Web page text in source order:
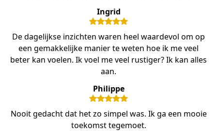
Ingrid
De dagelijkse inzichten waren heel waardevol om op
een gemakkelijke manier te weten hoe ik me veel
beter kan voelen. Ik voel me veel rustiger? Ik kan alles
aan.
Philippe
Nooit gedacht dat het zo simpel was. Ik ga een mooie
toekomst tegemoet.